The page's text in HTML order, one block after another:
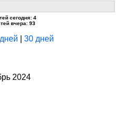
сегодня: 4
вчера: 93
30 дней
2024